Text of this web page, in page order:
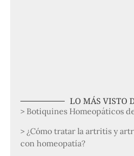
LO MÁS VISTO
> Botiquines Homeopáticos
> ¿Cómo tratar la artritis y
con homeopatía?